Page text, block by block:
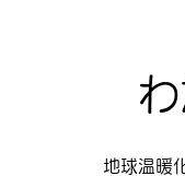
地球温暖